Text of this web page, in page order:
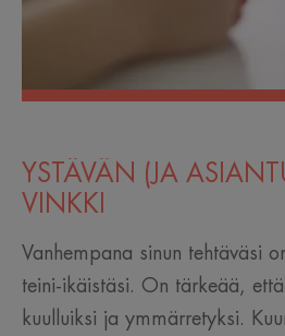
YSTÄVÄN (JA
VINKKI
Vanhempana sinun tehtäväsi
teini-ikäistäsi. On tärkeää,
kuulluiksi ja ymmärretyksi.